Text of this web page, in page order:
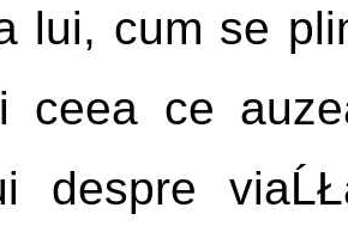
lui, cum se
ceea ce
despre